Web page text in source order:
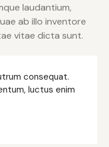
laudantium,
ab illo inventore
vitae dicta sunt.
consequat.
luctus enim